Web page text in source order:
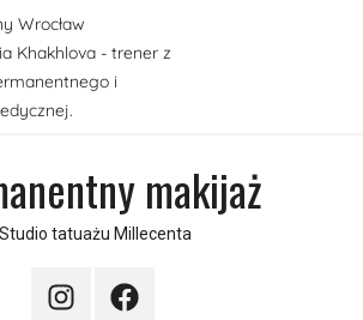
Wrocław
Khakhlova - trener z
i
makijaż
Studio tatuażu Millecenta
InstagramFacebook